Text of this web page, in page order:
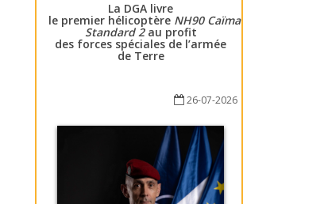
La DGA livre
le premier hélicoptère NH90 Caïman
Standard 2au profit
des forces spéciales de l’armée
de Terre
26-07-2026